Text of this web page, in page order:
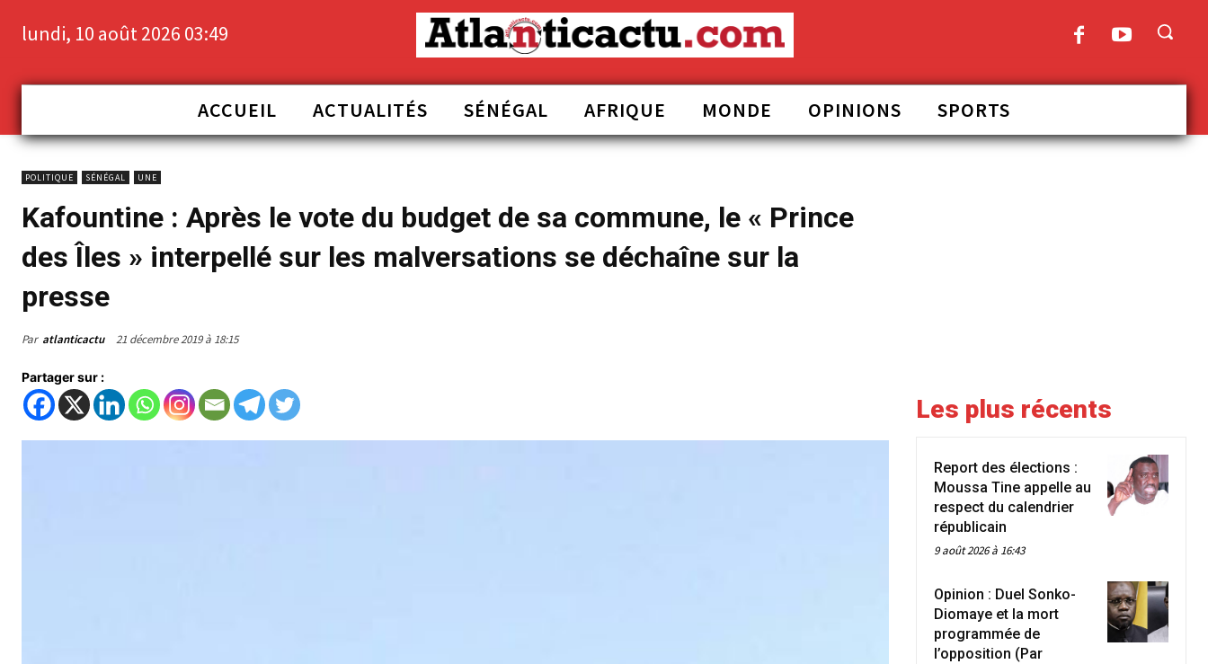
lundi, 10 août 2026 03:49
ACCUEIL ACTUALITÉS SÉNÉGAL AFRIQUE MONDE OPINIONS SPORTS
POLITIQUE SÉNÉGAL UNE
Kafountine : Après le vote du budget de sa commune, le « Prince
des Îles » interpellé sur les malversations se déchaîne sur la
presse
Par atlanticactu 21 décembre 2019 à 18:15
Partager sur :
Les plus récents
Report des élections :
Moussa Tine appelle au
respect du calendrier
républicain
9 août 2026 à 16:43
Opinion : Duel Sonko-
Diomaye et la mort
programmée de
l’opposition (Par